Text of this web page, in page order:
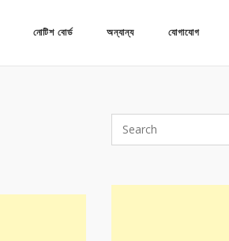
নোটিশ বোর্ড অন্যান্য যোগাযোগ